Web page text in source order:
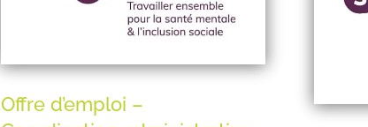
Offre d’emploi –